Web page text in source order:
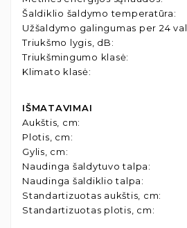
Šaldiklio šaldymo temperatūra:
Užšaldymo galingumas per 24 val.
Triukšmo lygis, dB:
Triukšmingumo klasė:
Klimato klasė:
IŠMATAVIMAI
Aukštis, cm:
Plotis, cm:
Gylis, cm:
Naudinga šaldytuvo talpa:
Naudinga šaldiklio talpa:
Standartizuotas aukštis, cm:
Standartizuotas plotis, cm: